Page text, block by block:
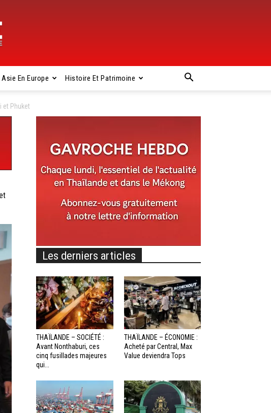
Asie En Europe Histoire Et Patrimoine
et Phuket
Les derniers articles
THAÏLANDE – SOCIÉTÉ :
Avant Nonthaburi, ces
cinq fusillades majeures
qui...
THAÏLANDE – ÉCONOMIE :
Acheté par Central, Max
Value deviendra Tops